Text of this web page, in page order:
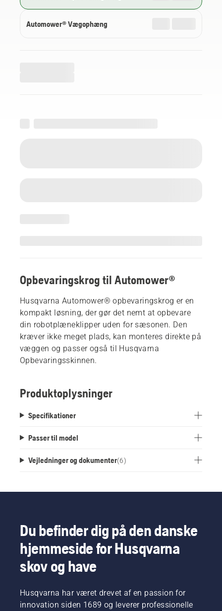
Automower® Vægophæng
Opbevaringskrog til Automower®
Husqvarna Automower® opbevaringskrog er en
kompakt løsning, der gør det nemt at opbevare
din robotplæneklipper uden for sæsonen. Den
kræver ikke meget plads, kan monteres direkte på
væggen og passer også til Husqvarna
Opbevaringsskinnen.
Produktoplysninger
Specifikationer
Passer til model
Vejledninger og dokumenter(6)
Du befinder dig på den danske
hjemmeside for Husqvarna
skov og have
Husqvarna har været drevet af en passion for
innovation siden 1689 og leverer professionelle